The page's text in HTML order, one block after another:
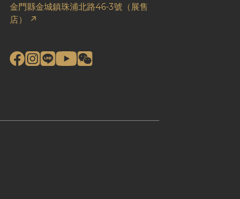
金門縣金城鎮珠浦北路46-3號（展售
店） ↗